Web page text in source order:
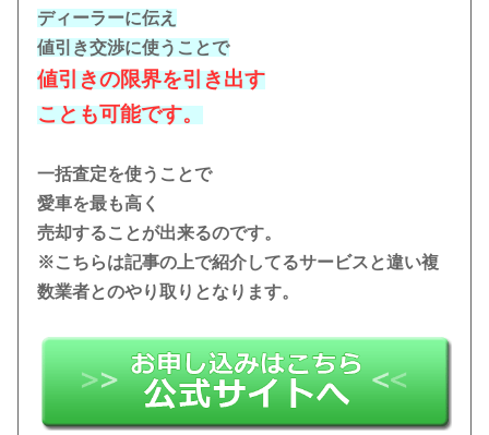
ディーラーに伝え
値引き交渉に使うことで
値引きの限界を引き出す
ことも可能です。
一括査定を使うことで
愛車を最も高く
売却することが出来るのです。
※こちらは記事の上で紹介してるサービスと違い複
数業者とのやり取りとなります。